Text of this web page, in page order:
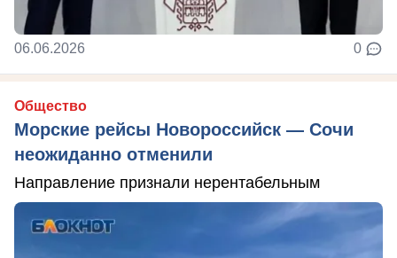
06.06.2026 0
Общество
Морские рейсы Новороссийск — Сочи
неожиданно отменили
Направление признали нерентабельным